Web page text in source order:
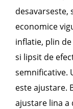
economice
inflatie, plin
si lipsit de
semnificative.
este ajustare.
ajustare lina a